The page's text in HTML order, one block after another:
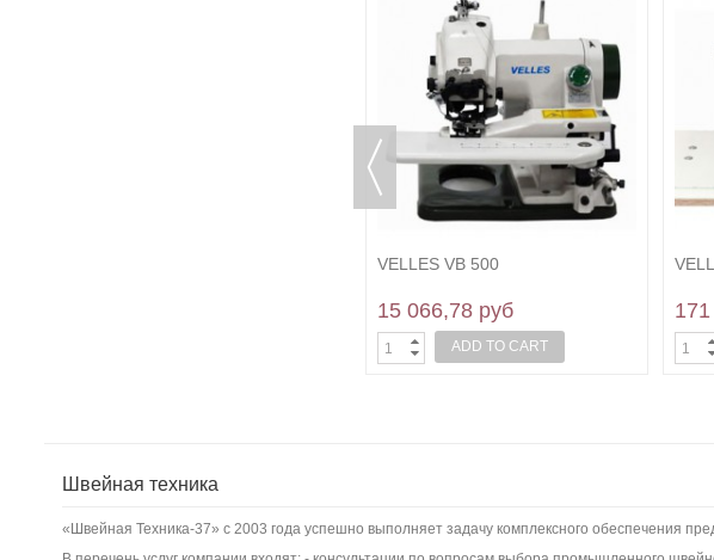
VELLES VB 500
15 066,78 руб
ADD TO CART
Швейная техника
«Швейная Техника-37» с 2003 года успешно выполняет задачу комплексного обеспечения